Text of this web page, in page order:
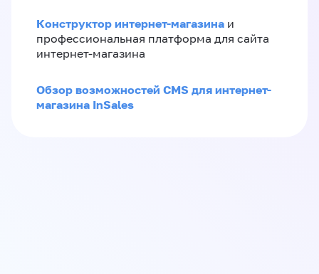
Конструктор интернет-магазина и
профессиональная платформа для сайта
интернет-магазина
Обзор возможностей CMS для интернет-
магазина InSales